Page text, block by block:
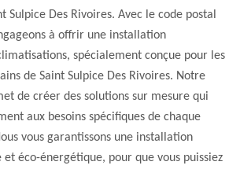
Sulpice Des Rivoires. Avec le code postal
à offrir une installation
spécialement conçue pour les
de Saint Sulpice Des Rivoires. Notre
de créer des solutions sur mesure qui
aux besoins spécifiques de chaque
vous garantissons une installation
et éco-énergétique, pour que vous puissiez